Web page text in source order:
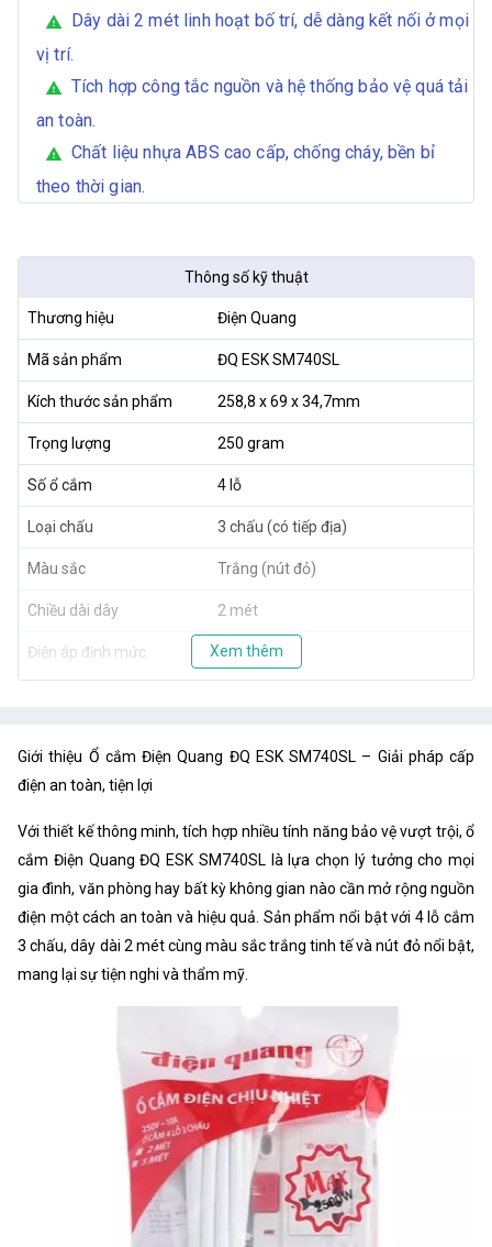
warning
Dây dài 2 mét linh hoạt bố trí, dễ dàng kết nối ở mọi
vị trí.
warning
Tích hợp công tắc nguồn và hệ thống bảo vệ quá tải
an toàn.
warning
Chất liệu nhựa ABS cao cấp, chống cháy, bền bỉ
theo thời gian.
Thông số kỹ thuật
Thương hiệu Điện Quang
Mã sản phẩm ĐQ ESK SM740SL
Kích thước sản phẩm 258,8 x 69 x 34,7mm
Trọng lượng 250 gram
Số ổ cắm 4 lỗ
Loại chấu 3 chấu (có tiếp địa)
Màu sắc Trắng (nút đỏ)
Chiều dài dây 2 mét
Điện áp định mức 250 V
Chất liệu vỏ
Xem thêm
Giới thiệu Ổ cắm Điện Quang ĐQ ESK SM740SL – Giải pháp cấp
điện an toàn, tiện lợi
Với thiết kế thông minh, tích hợp nhiều tính năng bảo vệ vượt trội, ổ
cắm Điện Quang ĐQ ESK SM740SL là lựa chọn lý tưởng cho mọi
gia đình, văn phòng hay bất kỳ không gian nào cần mở rộng nguồn
điện một cách an toàn và hiệu quả. Sản phẩm nổi bật với 4 lỗ cắm
3 chấu, dây dài 2 mét cùng màu sắc trắng tinh tế và nút đỏ nổi bật,
mang lại sự tiện nghi và thẩm mỹ.